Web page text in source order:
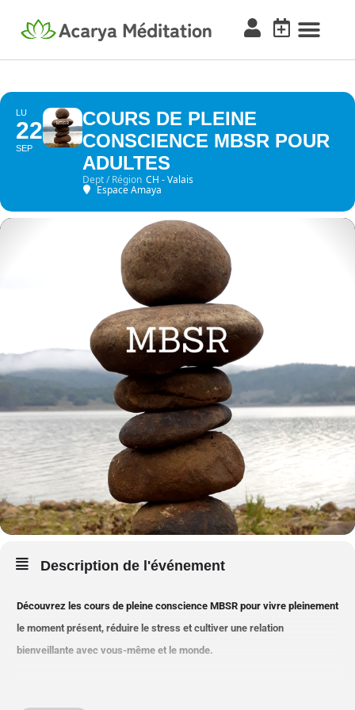
LU
22
SEP
COURS DE PLEINE
CONSCIENCE MBSR POUR
ADULTES
Dept / Région CH - Valais
Espace Amaya
Description de l'événement
Découvrez les cours de pleine conscience MBSR pour vivre pleinement
le moment présent, réduire le stress et cultiver une relation
bienveillante avec vous-même et le monde.